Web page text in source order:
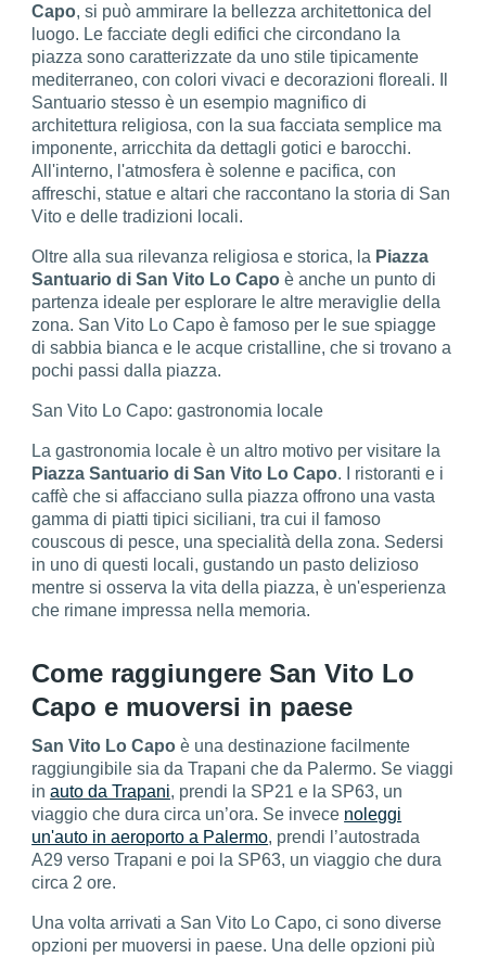
Capo, si può ammirare la bellezza architettonica del
luogo. Le facciate degli edifici che circondano la
piazza sono caratterizzate da uno stile tipicamente
mediterraneo, con colori vivaci e decorazioni floreali. Il
Santuario stesso è un esempio magnifico di
architettura religiosa, con la sua facciata semplice ma
imponente, arricchita da dettagli gotici e barocchi.
All'interno, l'atmosfera è solenne e pacifica, con
affreschi, statue e altari che raccontano la storia di San
Vito e delle tradizioni locali.
Oltre alla sua rilevanza religiosa e storica, la Piazza
Santuario di San Vito Lo Capo è anche un punto di
partenza ideale per esplorare le altre meraviglie della
zona. San Vito Lo Capo è famoso per le sue spiagge
di sabbia bianca e le acque cristalline, che si trovano a
pochi passi dalla piazza.
San Vito Lo Capo: gastronomia locale
La gastronomia locale è un altro motivo per visitare la
Piazza Santuario di San Vito Lo Capo. I ristoranti e i
caffè che si affacciano sulla piazza offrono una vasta
gamma di piatti tipici siciliani, tra cui il famoso
couscous di pesce, una specialità della zona. Sedersi
in uno di questi locali, gustando un pasto delizioso
mentre si osserva la vita della piazza, è un'esperienza
che rimane impressa nella memoria.
Come raggiungere San Vito Lo
Capo e muoversi in paese
San Vito Lo Capo è una destinazione facilmente
raggiungibile sia da Trapani che da Palermo. Se viaggi
inauto da Trapani, prendi la SP21 e la SP63, un
viaggio che dura circa un’ora. Se invece noleggi
un'auto in aeroporto a Palermo, prendi l’autostrada
A29 verso Trapani e poi la SP63, un viaggio che dura
circa 2 ore.
Una volta arrivati a San Vito Lo Capo, ci sono diverse
opzioni per muoversi in paese. Una delle opzioni più